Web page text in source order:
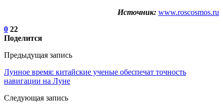
Источник: www.roscosmos.ru
0 22
Поделится
Предыдущая запись
Лунное время: китайские ученые обеспечат точность
навигации на Луне
Следующая запись